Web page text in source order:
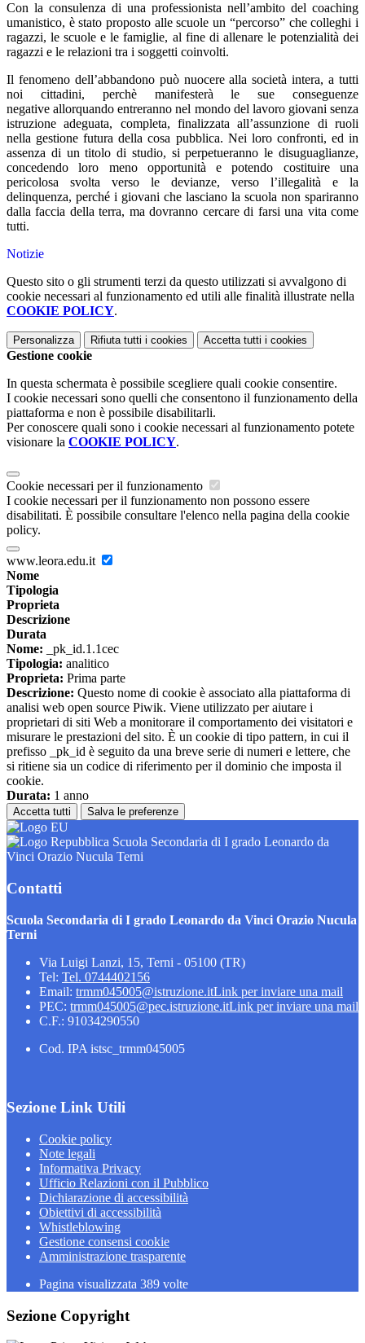
Con la consulenza di una professionista nell’ambito del coaching
umanistico, è stato proposto alle scuole un “percorso” che colleghi i
ragazzi, le scuole e le famiglie, al fine di allenare le potenzialità dei
ragazzi e le relazioni tra i soggetti coinvolti.
Il fenomeno dell’abbandono può nuocere alla società intera, a tutti
noi cittadini, perchè manifesterà le sue conseguenze
negative allorquando entreranno nel mondo del lavoro giovani senza
istruzione adeguata, completa, finalizzata all’assunzione di ruoli
nella gestione futura della cosa pubblica. Nei loro confronti, ed in
assenza di un titolo di studio, si perpetueranno le disuguaglianze,
concedendo loro meno opportunità e potendo costituire una
pericolosa svolta verso le devianze, verso l’illegalità e la
delinquenza, perché i giovani che lasciano la scuola non spariranno
dalla faccia della terra, ma dovranno cercare di farsi una vita come
tutti.
Notizie
Questo sito o gli strumenti terzi da questo utilizzati si avvalgono di
cookie necessari al funzionamento ed utili alle finalità illustrate nella
COOKIE POLICY.
Personalizza Rifiuta tutti i cookies Accetta tutti i cookies
Gestione cookie
In questa schermata è possibile scegliere quali cookie consentire.
I cookie necessari sono quelli che consentono il funzionamento della
piattaforma e non è possibile disabilitarli.
Per conoscere quali sono i cookie necessari al funzionamento potete
visionare la COOKIE POLICY.
Cookie necessari per il funzionamento
I cookie necessari per il funzionamento non possono essere
disabilitati. È possibile consultare l'elenco nella pagina della cookie
policy.
www.leora.edu.it
Nome
Tipologia
Proprieta
Descrizione
Durata
Nome: _pk_id.1.1cec
Tipologia: analitico
Proprieta: Prima parte
Descrizione: Questo nome di cookie è associato alla piattaforma di
analisi web open source Piwik. Viene utilizzato per aiutare i
proprietari di siti Web a monitorare il comportamento dei visitatori e
misurare le prestazioni del sito. È un cookie di tipo pattern, in cui il
prefisso _pk_id è seguito da una breve serie di numeri e lettere, che
si ritiene sia un codice di riferimento per il dominio che imposta il
cookie.
Durata: 1 anno
Accetta tutti Salva le preferenze
Scuola Secondaria di I grado Leonardo da
Vinci Orazio Nucula Terni
Contatti
Scuola Secondaria di I grado Leonardo da Vinci Orazio Nucula
Terni
Via Luigi Lanzi, 15, Terni - 05100 (TR)
Tel: Tel. 0744402156
Email: trmm045005@istruzione.itLink per inviare una mail
PEC: trmm045005@pec.istruzione.itLink per inviare una mail
C.F.: 91034290550
Cod. IPA istsc_trmm045005
Sezione Link Utili
Cookie policy
Note legali
Informativa Privacy
Ufficio Relazioni con il Pubblico
Dichiarazione di accessibilità
Obiettivi di accessibilità
Whistleblowing
Gestione consensi cookie
Amministrazione trasparente
Pagina visualizzata 389 volte
Sezione Copyright